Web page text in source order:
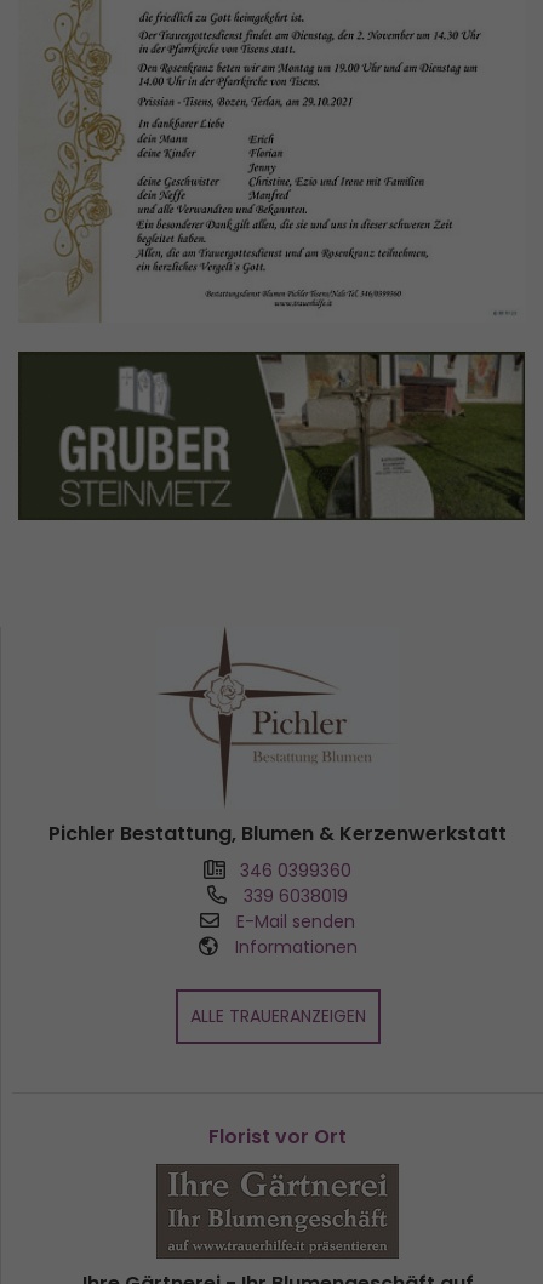
Pichler Bestattung, Blumen & Kerzenwerkstatt
346 0399360
339 6038019
E-Mail senden
Informationen
ALLE TRAUERANZEIGEN
Florist vor Ort